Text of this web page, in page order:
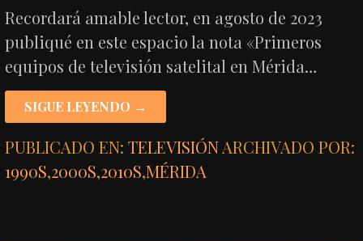
Recordará amable lector, en agosto de 2023
publiqué en este espacio la nota «Primeros
equipos de televisión satelital en Mérida…
SIGUE LEYENDO →
PUBLICADO EN:TELEVISIÓNARCHIVADO POR:
1990S,2000S,2010S,MÉRIDA